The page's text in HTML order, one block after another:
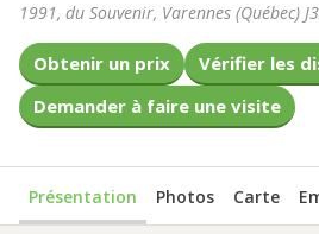
1991, du Souvenir, Varennes (Québec)
Obtenir un prix
Vérifier les
Demander à faire une visite
Présentation Photos Carte